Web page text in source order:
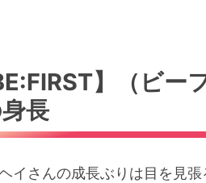
】（ビ
長
イさんの成長ぶりは目を見